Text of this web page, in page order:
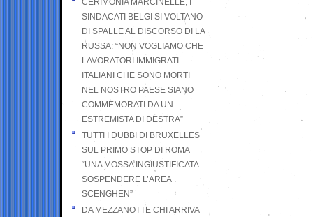
CERIMONIA MARCINELLE, I
SINDACATI BELGI SI VOLTANO
DI SPALLE AL DISCORSO DI LA
RUSSA: “NON VOGLIAMO CHE
LAVORATORI IMMIGRATI
ITALIANI CHE SONO MORTI
NEL NOSTRO PAESE SIANO
COMMEMORATI DA UN
ESTREMISTA DI DESTRA”
TUTTI I DUBBI DI BRUXELLES
SUL PRIMO STOP DI ROMA
“UNA MOSSA INGIUSTIFICATA
SOSPENDERE L’AREA
SCENGHEN”
DA MEZZANOTTE CHI ARRIVA